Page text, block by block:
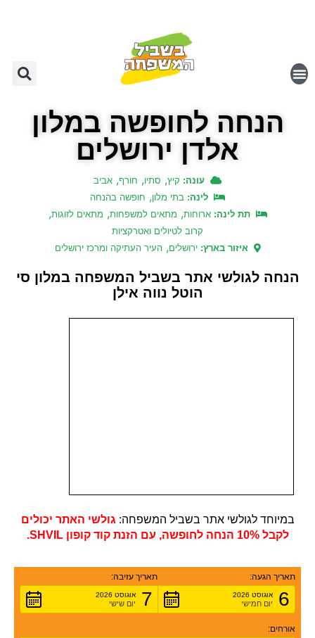
הנחה לחופשה במלון
אלדן ירושלים
עונה: קיץ, סתיו, חורף, אביב
לינה: בתי מלון, חופשה בהנחה
תת לינה:ארוחות, מתאים למשפחות, מתאים לזוגות,
קרוב לטיולים ואטרקציות
איזור בארץ:ירושלים, העיר העתיקה ומרכז ירושלים
הנחה לגולשי אתר בשביל המשפחה במלון סי
הוטל נווה אילן
במיוחד לגולשי אתר בשביל המשפחה: גולשי האתר יכולים
לקבל 10% הנחה לחופשה, עם הזנת קוד קופון SHVIL.
תאריך הגעה:
6 אוגוסט 2026
יום חמישי
תאריך עזיבה:
7 אוגוסט 2026
יום שישי
אורחים: